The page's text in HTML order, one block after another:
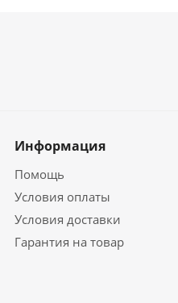
Информация
Помощь
Условия оплаты
Условия доставки
Гарантия на товар